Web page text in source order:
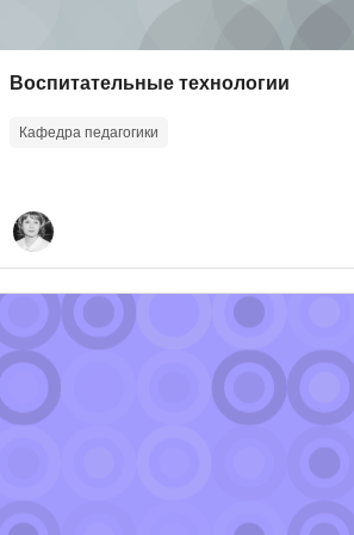
Course image
Course name
Воспитательные технологии
Кафедра педагогики
image" Исследовательские методы